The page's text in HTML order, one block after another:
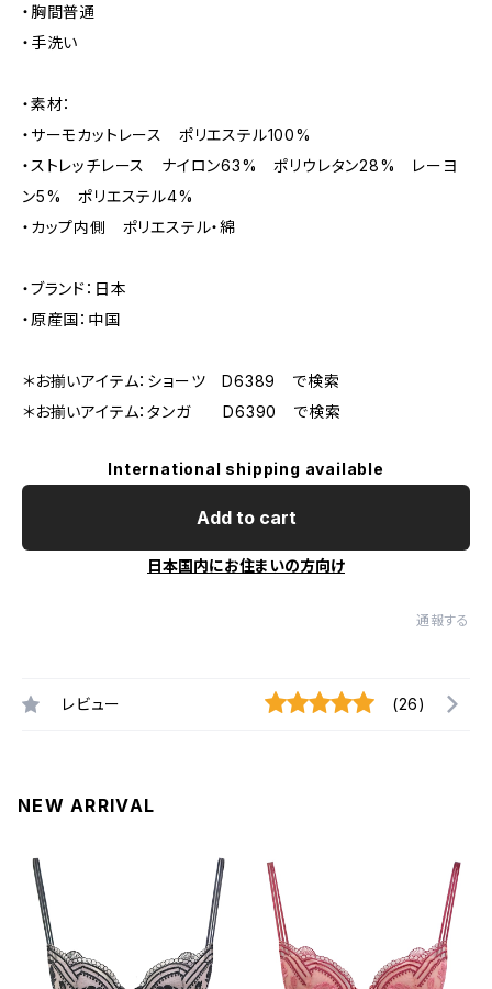
・胸間普通
・手洗い
・素材：
・サーモカットレース ポリエステル100%
・ストレッチレース ナイロン63% ポリウレタン28% レーヨ
ン5% ポリエステル4%
・カップ内側 ポリエステル・綿
・ブランド：日本
・原産国：中国
＊お揃いアイテム：ショーツ D6389 で検索
＊お揃いアイテム：タンガ D6390 で検索
International shipping available
Add to cart
日本国内にお住まいの方向け
通報する
レビュー (26)
NEW ARRIVAL